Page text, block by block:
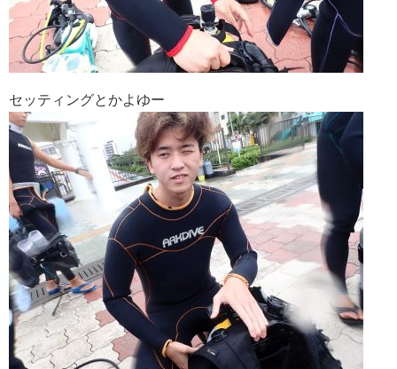
セッティングとかよゆー